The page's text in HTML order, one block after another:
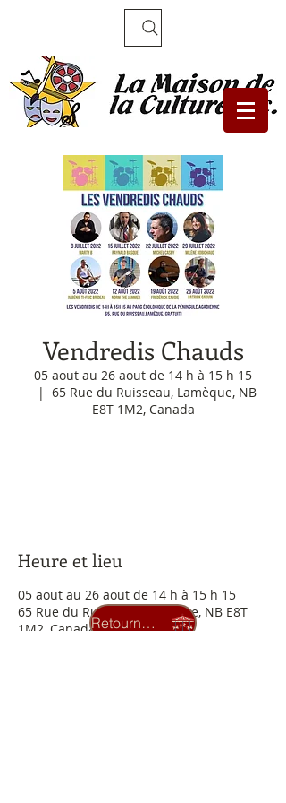
Vendredis Chauds
05 aout au 26 aout de 14 h à 15 h 15
  |
65 Rue du Ruisseau, Lamèque, NB
E8T 1M2, Canada
Heure et lieu
05 aout au 26 aout de 14 h à 15 h 15
65 Rue du Ruisseau, Lamèque, NB E8T
1M2, Canada
Retourner au carrousel